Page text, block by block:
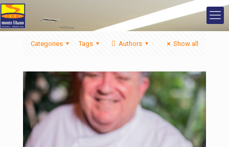
Categories Tags Authors Show all